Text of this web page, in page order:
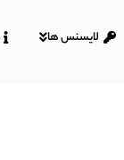
لایسنس ها